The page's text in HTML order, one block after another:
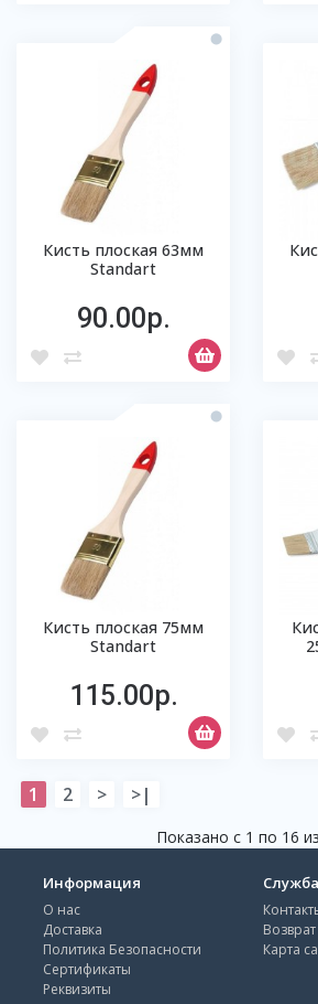
Кисть плоская 63мм
Standart
90.00р.
Кисть плоская 75мм
Standart
115.00р.
1 2 > >|
Показано с 1 по 16
Информация
О нас
Доставка
Политика Безопасности
Сертификаты
Реквизиты
Карта